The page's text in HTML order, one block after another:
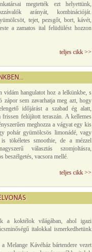
megtették ezt helyettünk,
arányát, kombinációját.
tejet, pezsgőt, bort, kávét,
a zamatos ital felüdülést hozzon
teljes cikk >>
vidám hangulatot hoz a lelkünkbe, s
zápor sem zavarhatja meg azt, hogy
időjárást a szabad ég alatt,
frissen felújított teraszán. A kellemes
meghozza a vágyat egy kis
pohár gyümölcsös limonádé, vagy
tökéletes smoothie, de a mézzel
választás szomjoltásra,
beszélgetés, vacsora mellé.
teljes cikk >>
a koktélok világában, ahol igazi
italokkal ismerkedhetünk
Melange Kávéház bártendere vezet